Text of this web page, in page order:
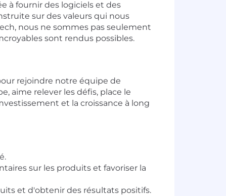
à fournir des logiciels et des
sur des valeurs qui nous
nous ne sommes pas seulement
sont rendus possibles.
rejoindre notre équipe de
aime relever les défis, place le
et la croissance à long
sur les produits et favoriser la
et d'obtenir des résultats positifs.